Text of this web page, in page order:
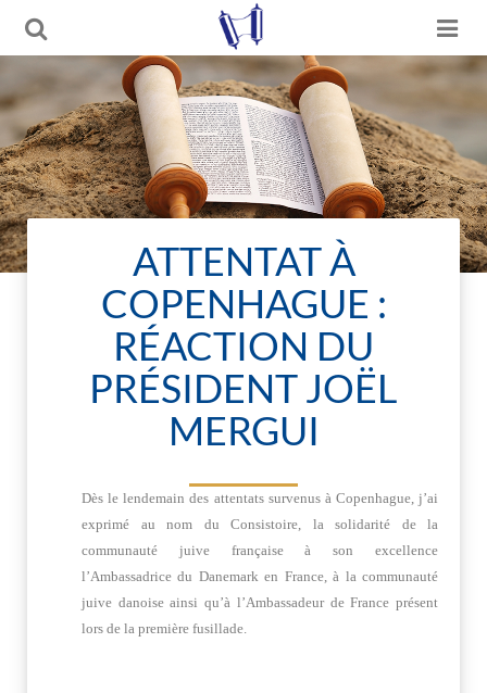
ATTENTAT À
COPENHAGUE :
RÉACTION DU
PRÉSIDENT JOËL
MERGUI
Dès le lendemain des attentats survenus à Copenhague, j’ai
exprimé au nom du Consistoire, la solidarité de la
communauté juive française à son excellence
l’Ambassadrice du Danemark en France, à la communauté
juive danoise ainsi qu’à l’Ambassadeur de France présent
lors de la première fusillade.